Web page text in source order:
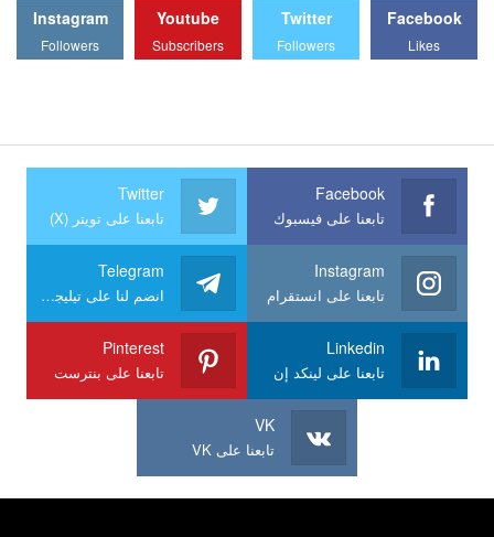
Facebook
Likes
Twitter
Followers
Youtube
Subscribers
Instagram
Followers
Facebook
تابعنا على فيسبوك
Twitter
تابعنا على تويتر (X)
Instagram
تابعنا على انستقرام
Telegram
انضم لنا على تيليجرام
Linkedin
تابعنا على لينكد إن
Pinterest
تابعنا على بنترست
VK
تابعنا على VK